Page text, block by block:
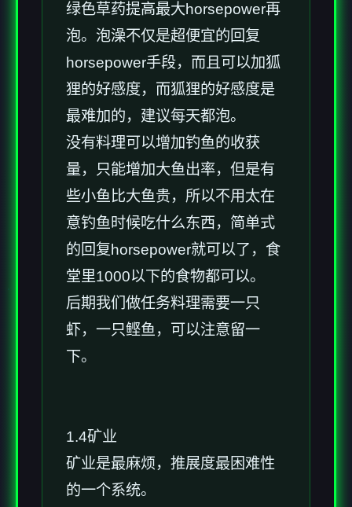
绿色草药提高最大horsepower再
泡。泡澡不仅是超便宜的回复
horsepower手段，而且可以加狐
狸的好感度，而狐狸的好感度是
最难加的，建议每天都泡。
没有料理可以增加钓鱼的收获
量，只能增加大鱼出率，但是有
些小鱼比大鱼贵，所以不用太在
意钓鱼时候吃什么东西，简单式
的回复horsepower就可以了，食
堂里1000以下的食物都可以。
后期我们做任务料理需要一只
虾，一只鲣鱼，可以注意留一
下。
1.4矿业
矿业是最麻烦，推展度最困难性
的一个系统。